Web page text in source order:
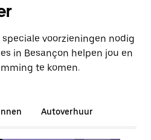
voorzieningen nodig
in Besançon helpen jou en
te komen.
Autoverhuur